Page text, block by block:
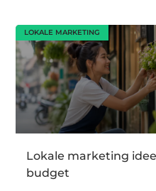
LOKALE MARKETING
Lokale marketing
budget